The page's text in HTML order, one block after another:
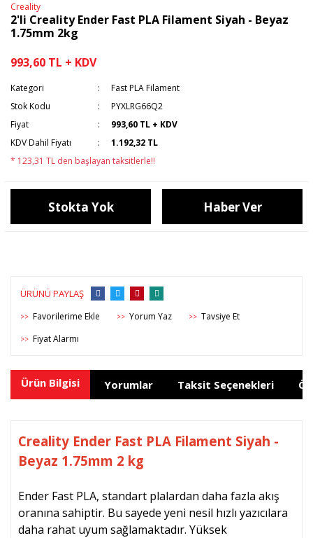
Creality
2'li Creality Ender Fast PLA Filament Siyah - Beyaz
1.75mm 2kg
993,60 TL + KDV
Kategori
Fast PLA Filament
Stok Kodu
PYXLRG66Q2
Fiyat
993,60 TL + KDV
KDV Dahil Fiyatı
1.192,32 TL
* 123,31 TL den başlayan taksitlerle!!
Stokta Yok Haber Ver
ÜRÜNÜ PAYLAŞ
>> >> Yorum Yaz >> Tavsiye Et
>> Fiyat Alarmı
Ürün Bilgisi Yorumlar Taksit Seçenekleri
Creality Ender Fast PLA Filament Siyah -
Beyaz 1.75mm 2 kg
Ender Fast PLA, standart plalardan daha fazla akış
oranına sahiptir. Bu sayede yeni nesil hızlı yazıcılara
daha rahat uyum sağlamaktadır. Yüksek